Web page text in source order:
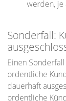
werden,
Sonderfall:
Einen
ordentliche
dauerhaft
ordentliche